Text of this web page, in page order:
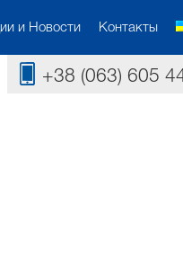
+38 (063) 605
и Новости Контакты